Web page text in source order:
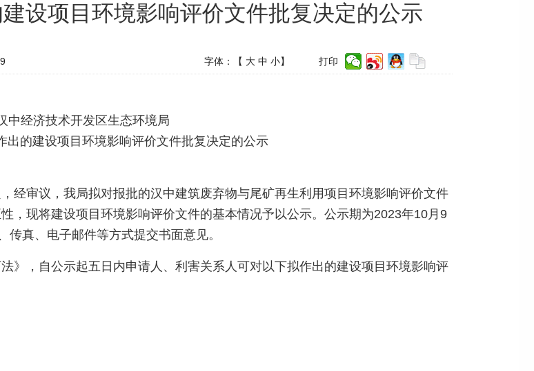
设项目环境影响评价文件批复决定的公示
字体：【 大 中 小】 打印
中经济技术开发区生态环境局
出的建设项目环境影响评价文件批复决定的公示
经审议，我局拟对报批的汉中建筑废弃物与尾矿再生利用项目环境影响评价文件
，现将建设项目环境影响评价文件的基本情况予以公示。公示期为2023年10月9
真、电子邮件等方式提交书面意见。
》，自公示起五日内申请人、利害关系人可对以下拟作出的建设项目环境影响评